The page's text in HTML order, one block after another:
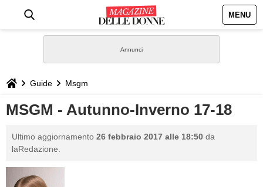
MENU
STILE
BIOGRAFIE
Guide Msgm
MSGM - Autunno-Inverno 17-18
Ultimo aggiornamento 26 febbraio 2017 alle 18:50 da
laRedazione.